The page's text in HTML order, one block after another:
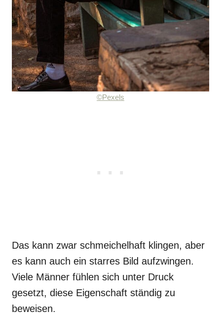
©Pexels
Das kann zwar schmeichelhaft klingen, aber
es kann auch ein starres Bild aufzwingen.
Viele Männer fühlen sich unter Druck
gesetzt, diese Eigenschaft ständig zu
beweisen.